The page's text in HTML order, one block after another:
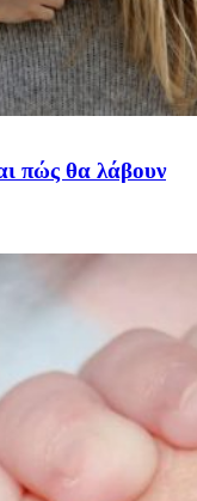
πώς θα λάβουν